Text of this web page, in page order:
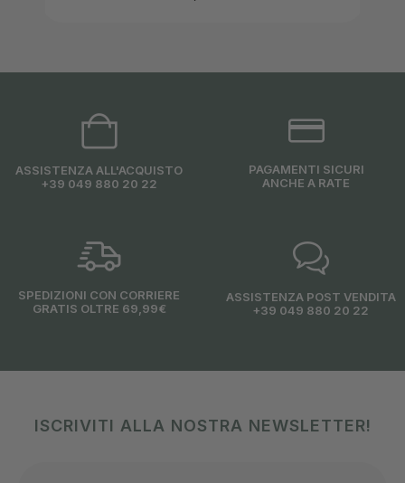
ASSISTENZA ALL'ACQUISTO
+39 049 880 20 22
PAGAMENTI SICURI
ANCHE A RATE
SPEDIZIONI CON CORRIERE
GRATIS OLTRE 69,99€
ASSISTENZA POST VENDITA
+39 049 880 20 22
ISCRIVITI ALLA NOSTRA NEWSLETTER!